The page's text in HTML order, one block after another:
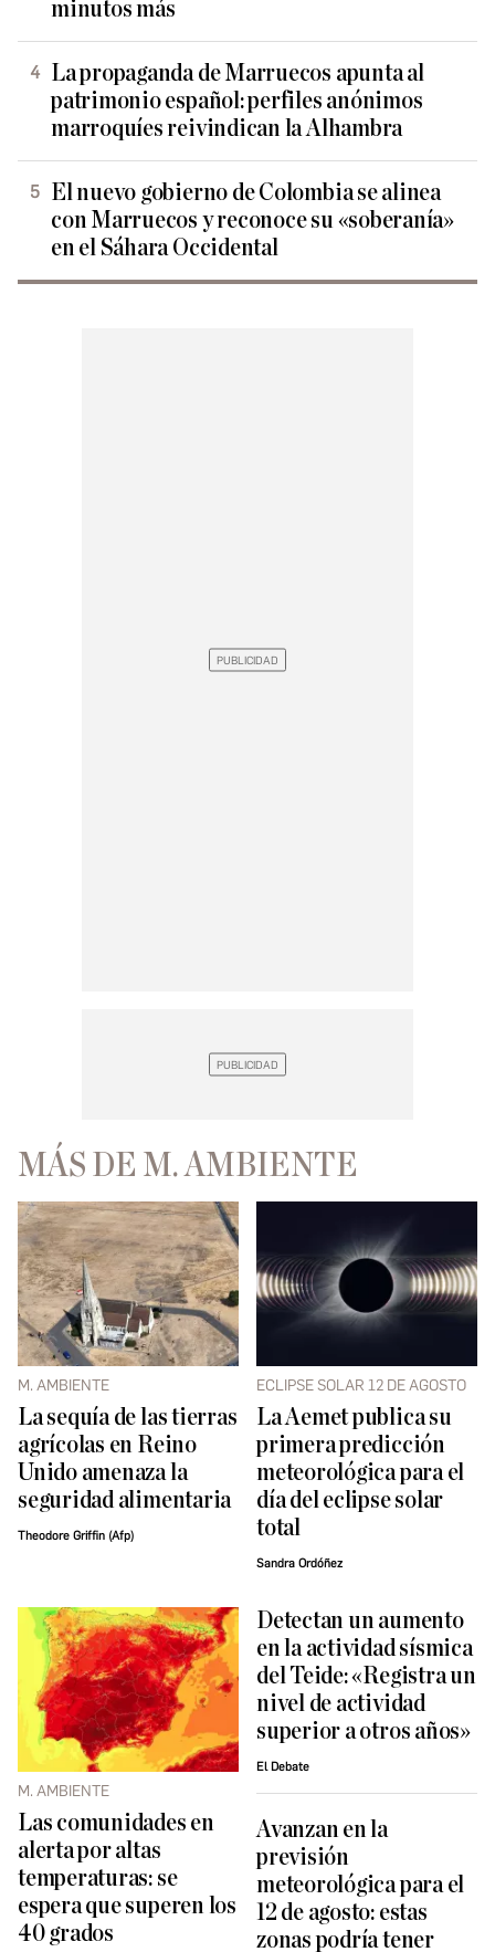
minutos más
La propaganda de Marruecos apunta al
patrimonio español: perfiles anónimos
marroquíes reivindican la Alhambra
El nuevo gobierno de Colombia se alinea
con Marruecos y reconoce su «soberanía»
en el Sáhara Occidental
MÁS DE M. AMBIENTE
M. AMBIENTE
La sequía de las tierras
agrícolas en Reino
Unido amenaza la
seguridad alimentaria
Theodore Griffin (Afp)
ECLIPSE SOLAR 12 DE AGOSTO
La Aemet publica su
primera predicción
meteorológica para el
día del eclipse solar
total
Sandra Ordóñez
M. AMBIENTE
Las comunidades en
alerta por altas
temperaturas: se
espera que superen los
40 grados
Detectan un aumento
en la actividad sísmica
del Teide: «Registra un
nivel de actividad
superior a otros años»
El Debate
Avanzan en la
previsión
meteorológica para el
12 de agosto: estas
zonas podría tener